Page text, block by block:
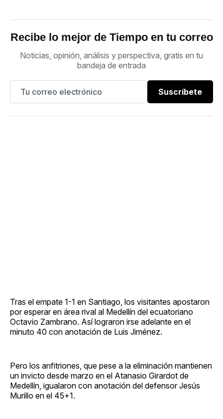
Recibe lo mejor de Tiempo en tu correo
Noticias, opinión, análisis y perspectiva, gratis en tu
bandeja de entrada
Suscríbete
Tras el empate 1-1 en Santiago, los visitantes apostaron
por esperar en área rival al Medellín del ecuatoriano
Octavio Zambrano. Así lograron irse adelante en el
minuto 40 con anotación de Luis Jiménez.
Pero los anfitriones, que pese a la eliminación mantienen
un invicto desde marzo en el Atanasio Girardot de
Medellín, igualaron con anotación del defensor Jesús
Murillo en el 45+1.